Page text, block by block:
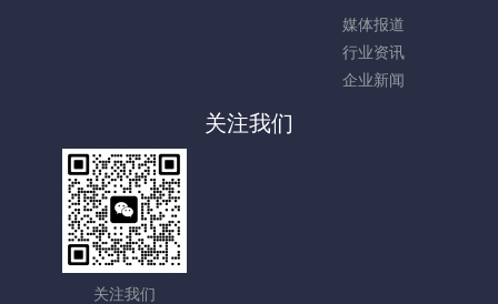
媒体报道
行业资讯
企业新闻
关注我们
关注我们